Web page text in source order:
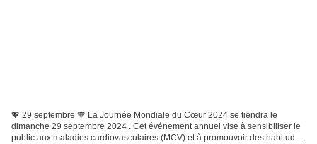
💖 29 septembre 🧡 La Journée Mondiale du Cœur 2024 se tiendra le
dimanche 29 septembre 2024 . Cet événement annuel vise à sensibiliser le
public aux maladies cardiovasculaires (MCV) et à promouvoir des habitudes